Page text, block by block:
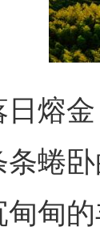
金
蜷
甸甸